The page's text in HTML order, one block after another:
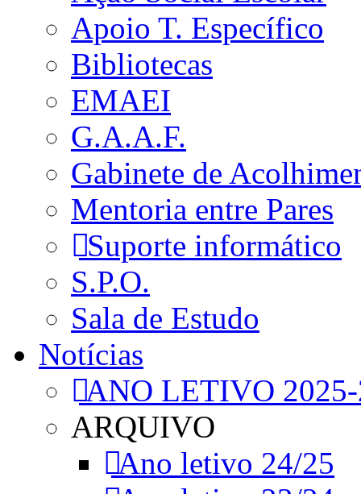
Apoio T. Específico
Bibliotecas
EMAEI
G.A.A.F.
Gabinete de
Mentoria entre Pares
Suporte informático
S.P.O.
Sala de Estudo
Notícias
ANO LETIVO
ARQUIVO
Ano letivo 24/25